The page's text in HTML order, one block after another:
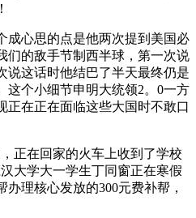
心思的点是他两次提到美国必
们的敌手节制西半球，第一次说
说这话时他结巴了半天最终仍是
这个小细节申明大统领2。0一方
正在正在面临这些大国时不敢口
在回家的火车上收到了学校
大学大一学生丁同窗正在寒假
理核心发放的300元费补帮，